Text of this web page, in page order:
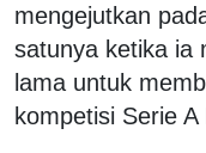
mengejutkan
satunya ketika ia
lama untuk
kompetisi Serie